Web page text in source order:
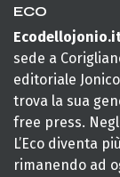
ECO
sede a
editoriale
trova la sua
free press.
L’Eco diventa
rimanendo ad